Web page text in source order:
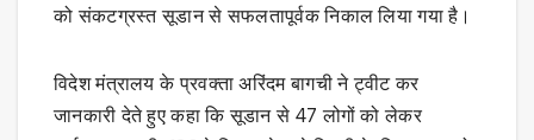
को संकटग्रस्त सूडान से सफलतापूर्वक निकाल लिया गया है।
विदेश मंत्रालय के प्रवक्ता अरिंदम बागची ने ट्वीट कर
जानकारी देते हुए कहा कि सूडान से 47 लोगों को लेकर